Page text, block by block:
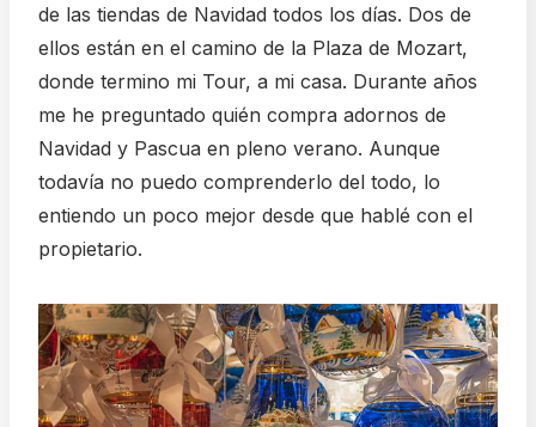
de las tiendas de Navidad todos los días. Dos de
ellos están en el camino de la Plaza de Mozart,
donde termino mi Tour, a mi casa. Durante años
me he preguntado quién compra adornos de
Navidad y Pascua en pleno verano. Aunque
todavía no puedo comprenderlo del todo, lo
entiendo un poco mejor desde que hablé con el
propietario.